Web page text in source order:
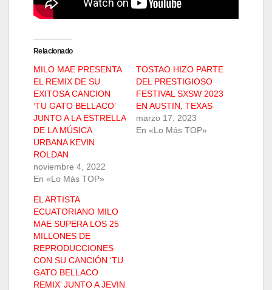
Relacionado
MILO MAE PRESENTA
EL REMIX DE SU
EXITOSA CANCION
‘TU GATO BELLACO’
JUNTO A LA ESTRELLA
DE LA MÚSICA
URBANA KEVIN
ROLDAN
noviembre 4, 2022
En «Lo Más TOP»
TOSTAO HIZO PARTE
DEL PRESTIGIOSO
FESTIVAL SXSW 2023
EN AUSTIN, TEXAS
marzo 17, 2023
En «Lo Más TOP»
EL ARTISTA
ECUATORIANO MILO
MAE SUPERA LOS 25
MILLONES DE
REPRODUCCIONES
CON SU CANCIÓN ‘TU
GATO BELLACO
REMIX’ JUNTO A JEVIN